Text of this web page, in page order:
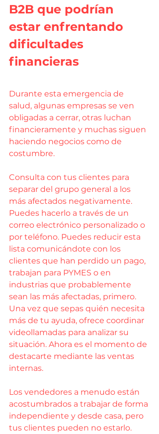
B2B que podrían
estar enfrentando
dificultades
financieras
Durante esta emergencia de
salud, algunas empresas se ven
obligadas a cerrar, otras luchan
financieramente y muchas siguen
haciendo negocios como de
costumbre.
Consulta con tus clientes para
separar del grupo general a los
más afectados negativamente.
Puedes hacerlo a través de un
correo electrónico personalizado o
por teléfono. Puedes reducir esta
lista comunicándote con los
clientes que han perdido un pago,
trabajan para PYMES o en
industrias que probablemente
sean las más afectadas, primero.
Una vez que sepas quién necesita
más de tu ayuda, ofrece coordinar
videollamadas para analizar su
situación. Ahora es el momento de
destacarte mediante las ventas
internas.
Los vendedores a menudo están
acostumbrados a trabajar de forma
independiente y desde casa, pero
tus clientes pueden no estarlo.